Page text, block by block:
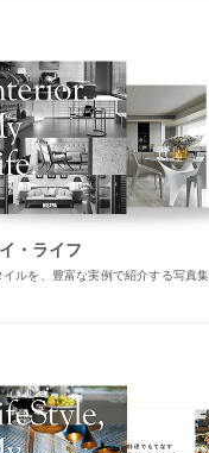
・ライフ
ルを、豊富な実例で紹介する写真集